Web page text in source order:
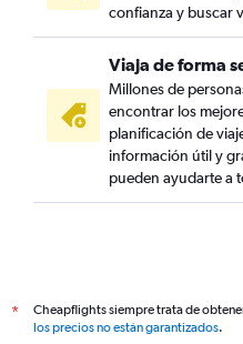
confianza y buscar
Viaja de forma
Millones de
encontrar los
planificación de
información útil y
pueden ayudarte a
*
Cheapflights siempre trata de
los precios no están garantizados.